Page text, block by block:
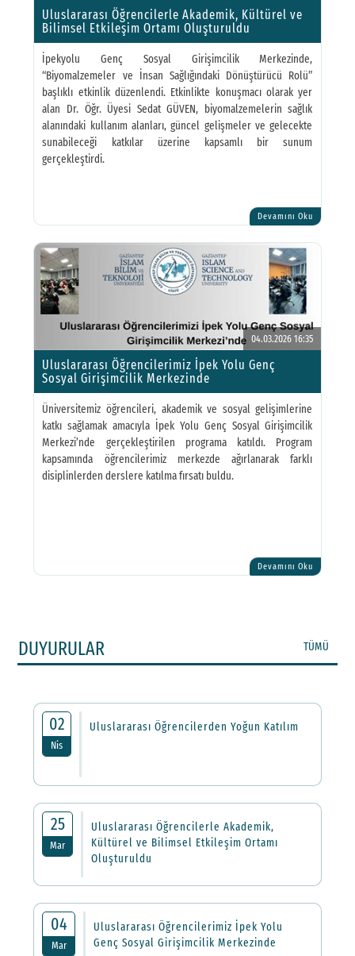
Uluslararası Öğrencilerle Akademik, Kültürel ve
Bilimsel Etkileşim Ortamı Oluşturuldu
İpekyolu Genç Sosyal Girişimcilik Merkezinde,
“Biyomalzemeler ve İnsan Sağlığındaki Dönüştürücü Rolü”
başlıklı etkinlik düzenlendi. Etkinlikte konuşmacı olarak yer
alan Dr. Öğr. Üyesi Sedat GÜVEN, biyomalzemelerin sağlık
alanındaki kullanım alanları, güncel gelişmeler ve gelecekte
sunabileceği katkılar üzerine kapsamlı bir sunum
gerçekleştirdi.
Devamını Oku
04.03.2026 16:35
Uluslararası Öğrencilerimiz İpek Yolu Genç
Sosyal Girişimcilik Merkezinde
Üniversitemiz öğrencileri, akademik ve sosyal gelişimlerine
katkı sağlamak amacıyla İpek Yolu Genç Sosyal Girişimcilik
Merkezi’nde gerçekleştirilen programa katıldı. Program
kapsamında öğrencilerimiz merkezde ağırlanarak farklı
disiplinlerden derslere katılma fırsatı buldu.
Devamını Oku
DUYURULAR TÜMÜ
02
Nis
Uluslararası Öğrencilerden Yoğun Katılım
25
Mar
Uluslararası Öğrencilerle Akademik,
Kültürel ve Bilimsel Etkileşim Ortamı
Oluşturuldu
04
Mar
Uluslararası Öğrencilerimiz İpek Yolu
Genç Sosyal Girişimcilik Merkezinde